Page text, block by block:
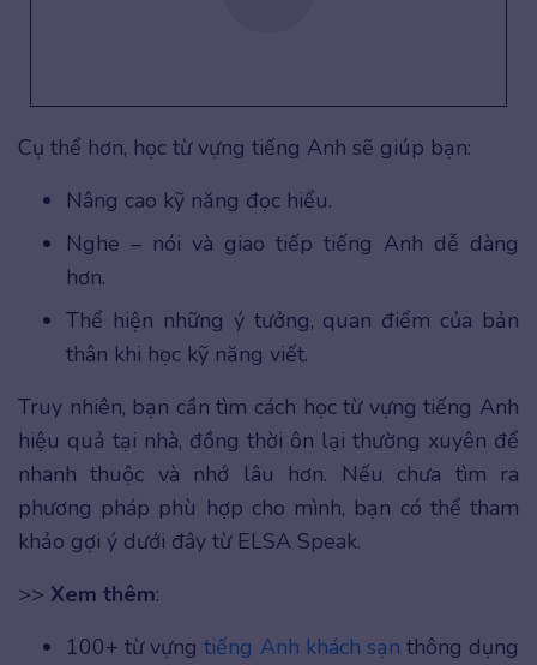
Cụ thể hơn, học từ vựng tiếng Anh sẽ giúp bạn:
Nâng cao kỹ năng đọc hiểu.
Nghe – nói và giao tiếp tiếng Anh dễ dàng
hơn.
Thể hiện những ý tưởng, quan điểm của bản
thân khi học kỹ năng viết.
Truy nhiên, bạn cần tìm cách học từ vựng tiếng Anh
hiệu quả tại nhà, đồng thời ôn lại thường xuyên để
nhanh thuộc và nhớ lâu hơn. Nếu chưa tìm ra
phương pháp phù hợp cho mình, bạn có thể tham
khảo gợi ý dưới đây từ ELSA Speak.
>> Xem thêm:
100+ từ vựngtiếng Anh khách sạn thông dụng